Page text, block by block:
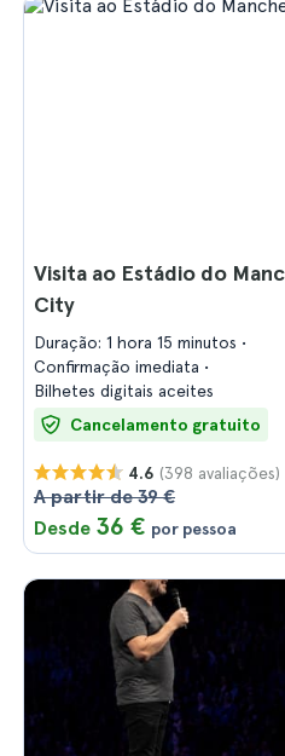
Visita ao Estádio do
City
Duração: 1 hora 15 minutos
Confirmação imediata
Bilhetes digitais aceites
Cancelamento gratuito
4.6 (398 avaliações)
A partir de 39 €
Desde 36 € por pessoa